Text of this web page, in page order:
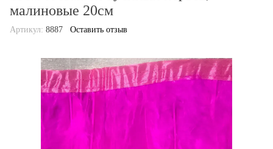
малиновые 20см
Артикул: 8887 Оставить отзыв